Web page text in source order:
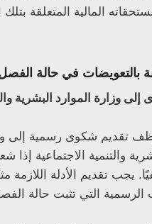
المالية المتعلقة
بالتعويضات في حالة
وزارة الموارد البشرية
تقديم شكوى رسمية إلى
والتنمية الاجتماعية إذا
يجب تقديم الأدلة اللازمة
الرسمية التي تثبت حالة